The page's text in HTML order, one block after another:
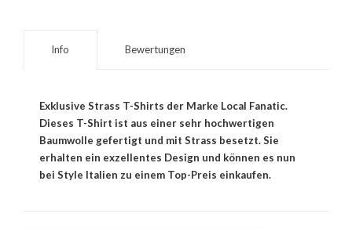
Info Bewertungen
Exklusive Strass T-Shirts der Marke Local Fanatic.
Dieses T-Shirt ist aus einer sehr hochwertigen
Baumwolle gefertigt und mit Strass besetzt. Sie
erhalten ein exzellentes Design und können es nun
bei Style Italien zu einem Top-Preis einkaufen.